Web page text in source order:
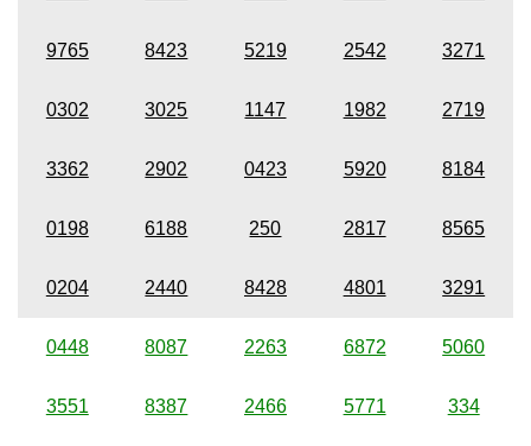
9765 8423 5219 2542 3271
0302 3025 1147 1982 2719
3362 2902 0423 5920 8184
0198 6188 250 2817 8565
0204 2440 8428 4801 3291
0448 8087 2263 6872 5060
3551 8387 2466 5771 334